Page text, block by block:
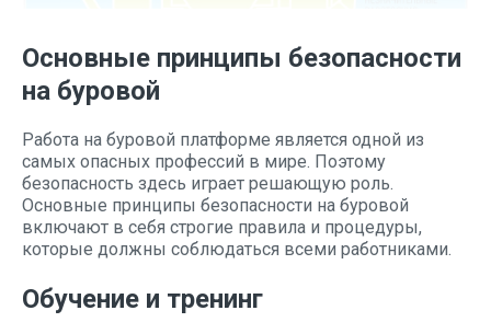
Основные принципы безопасности
на буровой
Работа на буровой платформе является одной из
самых опасных профессий в мире. Поэтому
безопасность здесь играет решающую роль.
Основные принципы безопасности на буровой
включают в себя строгие правила и процедуры,
которые должны соблюдаться всеми работниками.
Обучение и тренинг